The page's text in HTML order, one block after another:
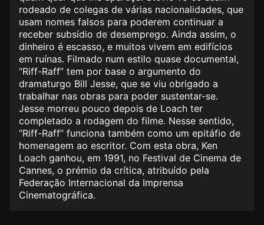
rodeado de colegas de várias nacionalidades, que
usam nomes falsos para poderem continuar a
receber subsídio de desemprego. Ainda assim, o
dinheiro é escasso, e muitos vivem em edifícios
em ruínas. Filmado num estilo quase documental,
“Riff-Raff” tem por base o argumento do
dramaturgo Bill Jesse, que se viu obrigado a
trabalhar nas obras para poder sustentar-se.
Jesse morreu pouco depois de Loach ter
completado a rodagem do filme. Nesse sentido,
“Riff-Raff” funciona também como um epitáfio de
homenagem ao escritor. Com esta obra, Ken
Loach ganhou, em 1991, no Festival de Cinema de
Cannes, o prémio da crítica, atribuído pela
Federação Internacional da Imprensa
Cinematográfica.